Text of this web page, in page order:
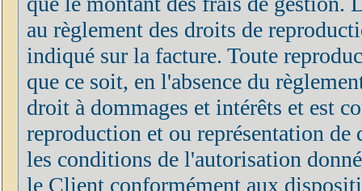
au règlement des droits de
indiqué sur la facture. Toute
que ce soit, en l'absence du
droit à dommages et intérêts et est
reproduction et ou représentation de
les conditions de l'autorisation
le Client conformément aux